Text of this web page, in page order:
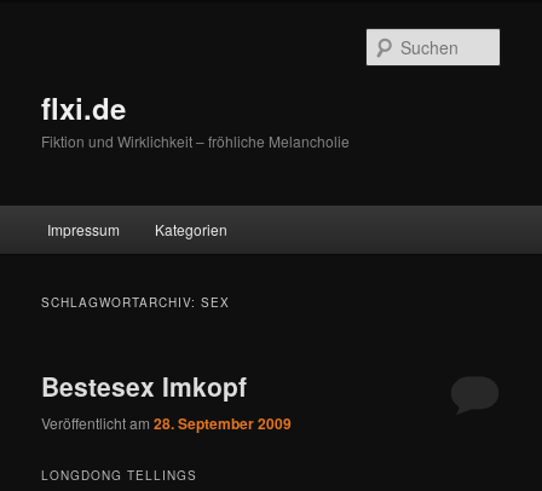
flxi.de
Fiktion und Wirklichkeit – fröhliche Melancholie
Impressum Kategorien
SCHLAGWORTARCHIV:SEX
Bestesex Imkopf
Veröffentlicht am28. September 2009
LONGDONG TELLINGS